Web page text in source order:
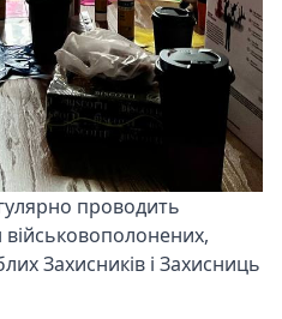
проводить
Захисників і Захисниць